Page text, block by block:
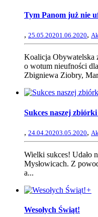
Tym Panom już nie
, 25.05.20201.06.2020,
Koalicja Obywatelska
o wotum nieufności
Zbigniewa Ziobry,
Sukces naszej
, 24.04.20203.05.2020,
Wielki sukces! Udało
Mysłowicach. Z
a...
+
Wesołych Świąt!